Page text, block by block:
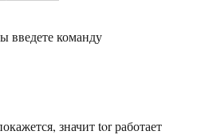
введете команду
значит tor работает